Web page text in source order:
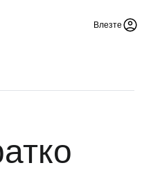
Влезте